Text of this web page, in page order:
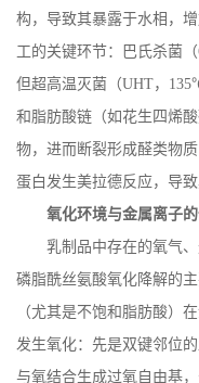
构，导致其暴露于水相，
工的关键环节：巴氏杀菌（
但超高温灭菌（UHT， 135
和脂肪酸链（如花生四烯
物，进而断裂形成醛类物
蛋白发生美拉德反应，导
氧化环境与金属离子
乳制品中存在的氧气
磷脂酰丝氨酸氧化降解的
（尤其是不饱和脂肪酸）
发生氧化：先是双键邻位
与氧结合生成过氧自由基